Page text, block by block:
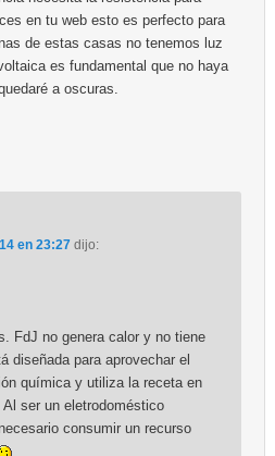
en tu web esto es perfecto para
de estas casas no tenemos luz
es fundamental que no haya
a oscuras.
en 23:27 dijo:
FdJ no genera calor y no tiene
diseñada para aprovechar el
química y utiliza la receta en
ser un eletrodoméstico
consumir un recurso